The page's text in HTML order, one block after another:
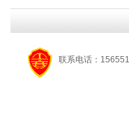
联系电话：